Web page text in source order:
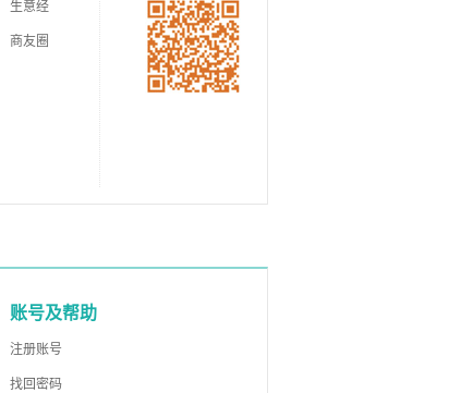
生意经
商友圈
账号及帮助
注册账号
找回密码